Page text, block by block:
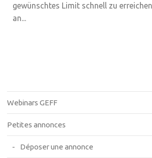
gewünschtes Limit schnell zu
an...
Webinars GEFF
Petites annonces
Déposer une annonce